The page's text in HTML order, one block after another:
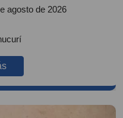
agosto de 2026